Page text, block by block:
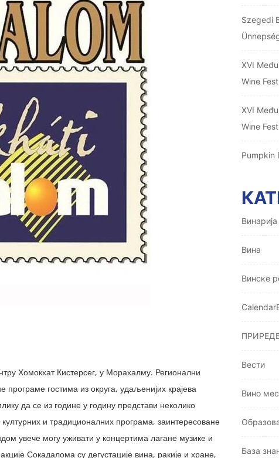
Хомокхат Кистерсег, у Морахалму. Регионални
гостима из округа, удаљенијих крајева
да се из године у годину представи неколико
и традиционалних програма, заинтересоване
увече могу уживати у концертима лагане музике и
Сокадалома су дегустације вина, ракије и хране,
Szegedi
XVI
Wine Fest
XVI
Wine Fest
Pumpkin
Винарија
Вина
Винске
Вести
Вино
База